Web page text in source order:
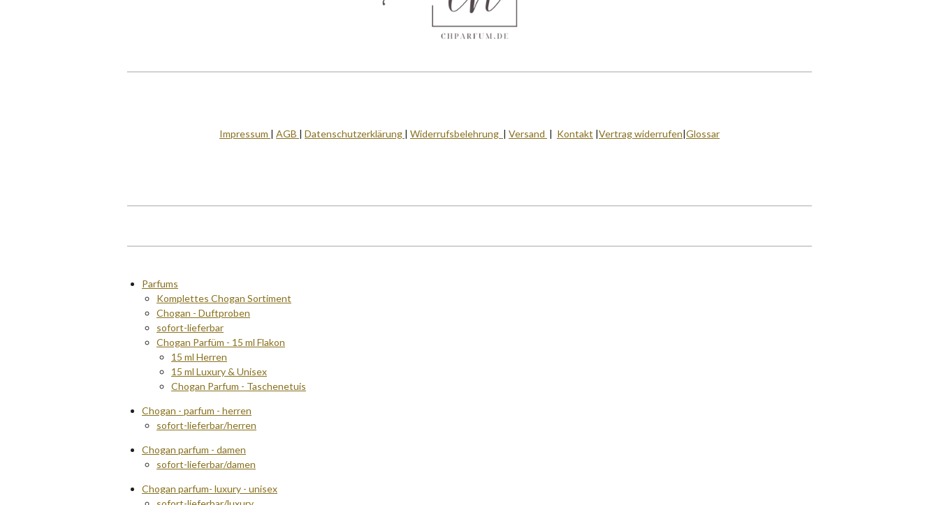
Impressum | AGB | Datenschutzerklärung | Widerrufsbelehrung | Versand | Kontakt |Vertrag widerrufen|Glossar
Parfums
Komplettes Chogan Sortiment
Chogan - Duftproben
sofort-lieferbar
Chogan Parfüm - 15 ml Flakon
15 ml Herren
15 ml Luxury & Unisex
Chogan Parfum - Taschenetuis
Chogan - parfum - herren
sofort-lieferbar/herren
Chogan parfum - damen
sofort-lieferbar/damen
Chogan parfum- luxury - unisex